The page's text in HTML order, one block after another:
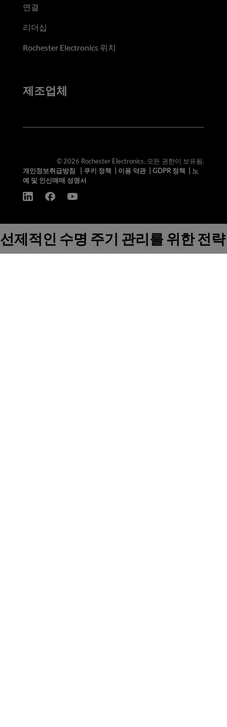
연결
리더십
Rochester Electronics 위치
제조업체
© 2026 Rochester Electronics. 모든 권한이 보유됨.
개인정보취급방침
쿠키 정책 이용 약관| GDPR 정책
노
예 및 인신매매 성명서
선제적인 수명 주기 관리를 위한 전략